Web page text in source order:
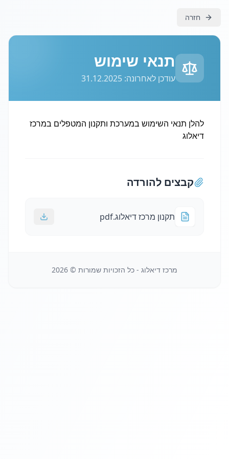
חזרה
תנאי שימוש
עודכן לאחרונה: 31.12.2025
להלן תנאי השימוש במערכת ותקנון המטפלים במרכז
דיאלוג
קבצים להורדה
תקנון מרכז דיאלוג.pdf
מרכז דיאלוג - כל הזכויות שמורות © 2026